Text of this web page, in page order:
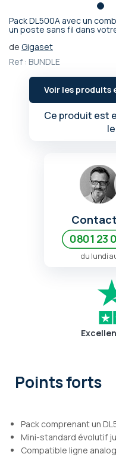
Pack DL500A avec un
un poste sans fil dans
de Gigaset
Ref : BUNDLE
Voir les produits
Ce produit est
Passer
début
de
d’images
0801 23
du lundi
Points forts
Pack comprenant un
Mini-standard évolutif
Compatible ligne